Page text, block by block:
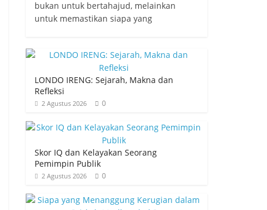
bukan untuk bertahajud, melainkan
untuk memastikan siapa yang
LONDO IRENG: Sejarah, Makna dan
Refleksi
2 Agustus 2026 0
Skor IQ dan Kelayakan Seorang
Pemimpin Publik
2 Agustus 2026 0